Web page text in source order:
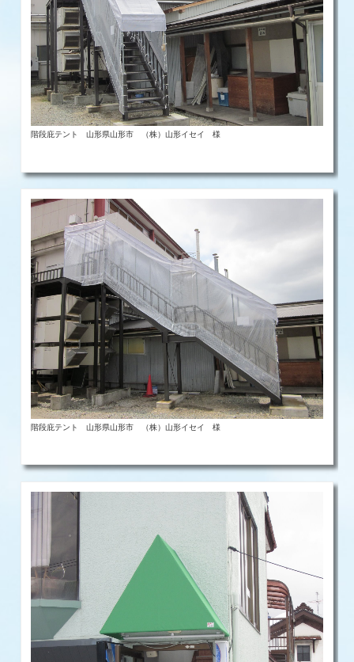
階段庇テント 山形県山形市 （株）山形イセイ 様
階段庇テント 山形県山形市 （株）山形イセイ 様